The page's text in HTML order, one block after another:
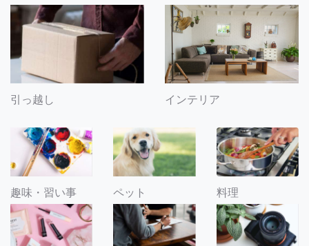
引っ越し インテリア
趣味・習い事 ペット 料理